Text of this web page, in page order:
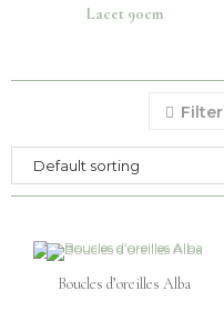
Lacet 90cm
Filter
Boucles d’oreilles Alba